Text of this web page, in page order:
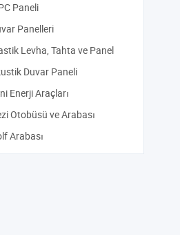
Paneli
Panelleri
Levha, Tahta ve Panel
Duvar Paneli
Enerji Araçları
Otobüsü ve Arabası
Arabası